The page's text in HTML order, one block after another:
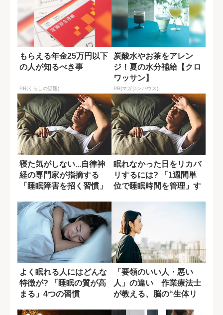
もらえる年金25万円以下
の人が知るべき事
PR(くらしの話題)
炭酸水やお茶をアレン
ジ！夏の水分補給【クロ
ワッサン】
PR(マガジンハウス)
寝た気がしない...自律神
経の専門家が指摘する
「睡眠障害を招く習慣」
眠れなかった日をリカバ
リするには? 「1週間単
位で睡眠時間を管理」す
よく眠れる人にはどんな
特徴が? 「睡眠の質が高
まる」4つの習慣
「要領のいい人・悪い
人」の違い 作業療法士
が教える、脳の“生体リ